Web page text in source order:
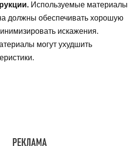
Используемые материалы
должны обеспечивать хорошую
искажения.
могут ухудшить